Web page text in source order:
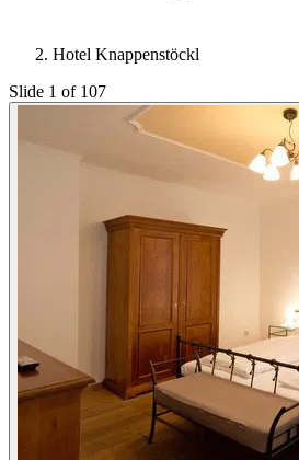
Hotel Knappenstöckl
Slide 1 of 107